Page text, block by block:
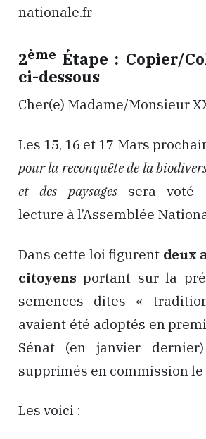
nationale.fr
2ème Étape : Copier/
ci-dessous
Cher(e) Madame/Monsieur
Les 15, 16 et 17 Mars
pour la reconquête de la
et des paysages sera voté
lecture à l’Assemblée
Dans cette loi figurent deux
citoyens portant sur la
semences dites «
avaient été adoptés en
Sénat (en janvier
supprimés en commission le
Les voici :